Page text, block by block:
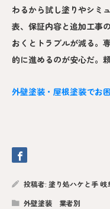
わるから試し塗りやシミ
表、保証内容と追加工事
おくとトラブルが減る。
的に進めるのが安心だ。頼
外壁塗装・屋根塗装でお
投稿者: 塗り処ハケと手 岐
外壁塗装 業者別